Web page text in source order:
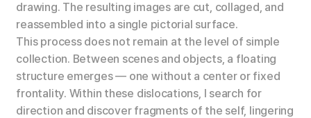
drawing. The resulting images are cut, collaged, and
reassembled into a single pictorial surface.
This process does not remain at the level of simple
collection. Between scenes and objects, a floating
structure emerges — one without a center or fixed
frontality. Within these dislocations, I search for
direction and discover fragments of the self, lingering